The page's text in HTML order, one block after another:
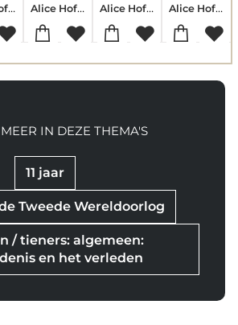
Alice Hoffman
Alice Hoffman
Alice Hoffman
Alice Hoffmann
11 jaar
Tweede Wereldoorlog
/ tieners: algemeen:
en het verleden
IN DEZE THEMA'S